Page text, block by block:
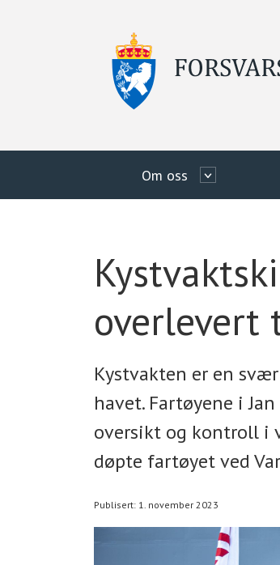
Om oss
overlevert
Kystvakten er en
havet. Fartøyene i
oversikt og kontroll i
døpte fartøyet ved
Publisert: 1. november 2023